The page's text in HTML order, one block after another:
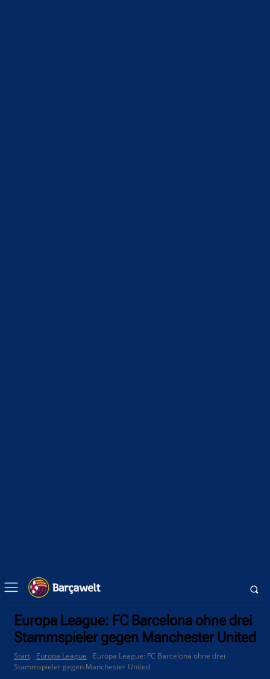
Europa League: FC Barcelona ohne drei
Stammspieler gegen Manchester United
Start Europa League
Europa League: FC Barcelona ohne drei
Stammspieler gegen Manchester United